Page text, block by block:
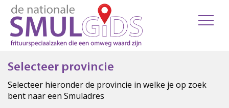
Selecteer provincie
Selecteer hieronder de provincie in welke je op zoek
bent naar een Smuladres